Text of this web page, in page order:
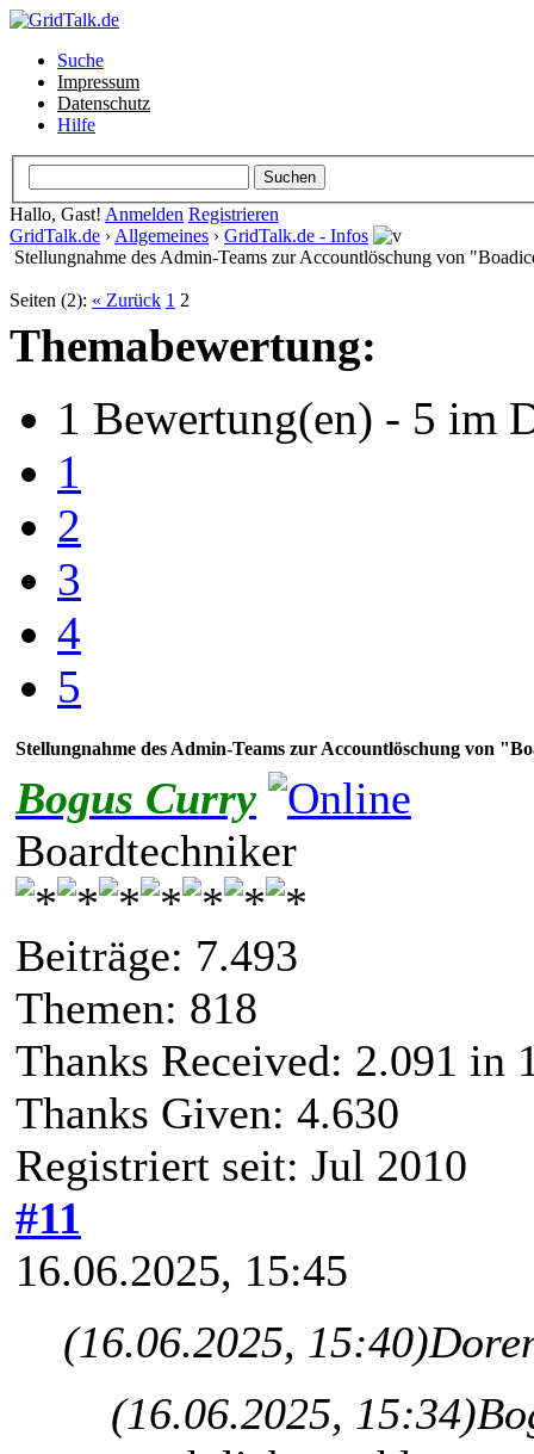
Suche
Impressum
Datenschutz
Hilfe
Hallo, Gast! Anmelden Registrieren
GridTalk.de › Allgemeines › GridTalk.de - Infos
Stellungnahme des Admin-Teams zur Accountlöschung von
Seiten (2): « Zurück 1 2
Themabewertung:
1 Bewertung(en) - 5 im
1
2
3
4
5
Stellungnahme des Admin-Teams zur Accountlöschung von
Bogus Curry
Boardtechniker
Beiträge: 7.493
Themen: 818
Thanks Received: 2.091 in
Thanks Given: 4.630
Registriert seit: Jul 2010
#11
16.06.2025, 15:45
(16.06.2025, 15:40)
(16.06.2025, 15:34)